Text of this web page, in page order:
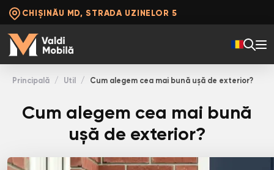
CHIȘINĂU MD, STRADA UZINELOR 5
Principală Util Cum alegem cea mai bună ușă de exterior?
Cum alegem cea mai bună
ușă de exterior?